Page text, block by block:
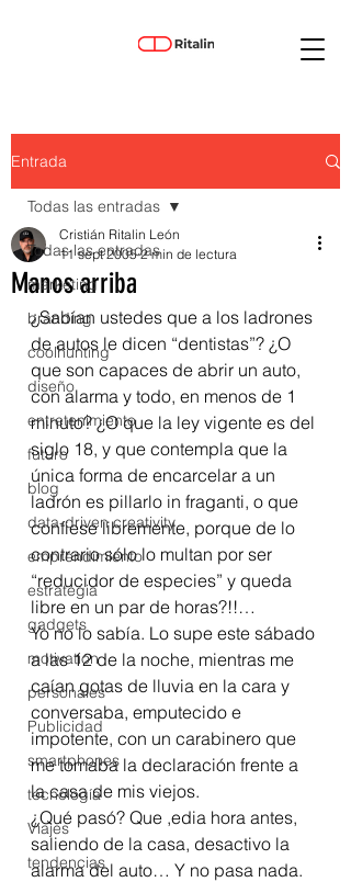
Entrada
Todas las entradas
marketing
branding
coolhunting
diseño
entretenimiento
futuro
blog
data-driven creativity
emprendimiento
estrategia
gadgets
motivation
personales
Publicidad
smartphones
tecnología
Viajes
tendencias
Todas las entradas
Manos arriba
Cristián Ritalin León
11 sept 2005 2 min de lectura
¿Sabían ustedes que a los ladrones
de autos le dicen “dentistas”? ¿O
que son capaces de abrir un auto,
con alarma y todo, en menos de 1
minuto? ¿O que la ley vigente es del
siglo 18, y que contempla que la
única forma de encarcelar a un
ladrón es pillarlo in fraganti, o que
confiese libremente, porque de lo
contrario sólo lo multan por ser
“reducidor de especies” y queda
libre en un par de horas?!!…
Yo no lo sabía. Lo supe este sábado
a las 12 de la noche, mientras me
caían gotas de lluvia en la cara y
conversaba, emputecido e
impotente, con un carabinero que
me tomaba la declaración frente a
la casa de mis viejos.
¿Qué pasó? Que ,edia hora antes,
saliendo de la casa, desactivo la
alarma del auto… Y no pasa nada.